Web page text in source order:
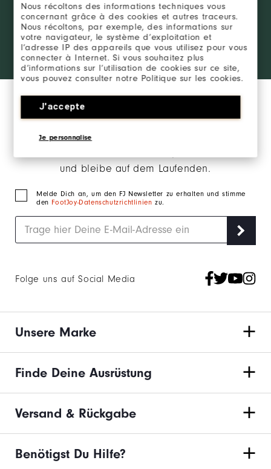
Nous récoltons des informations techniques vous
concernant grâce à des cookies et autres traceurs.
Nous récoltons, par exemple, des informations sur
votre navigateur, le système d’exploitation et
l’adresse IP des appareils que vous utilisez pour vous
connecter à Internet. Si vous souhaitez plus
d’informations sur l’utilisation de cookies sur ce site,
vous pouvez consulter notre Politique sur les cookies.
J'accepte
Je personnalise
Want behind
the ropes
access and
exclusive
products?
Learn More
WERDE INSIDER
ANMELDEN
und bleibe auf dem Laufenden.
Melde Dich an, um den FJ Newsletter zu erhalten und stimme
den FootJoy-Datenschutzrichtlinienzu.
Folge uns auf Social Media
Unsere Marke
Finde Deine Ausrüstung
Versand & Rückgabe
Benötigst Du Hilfe?